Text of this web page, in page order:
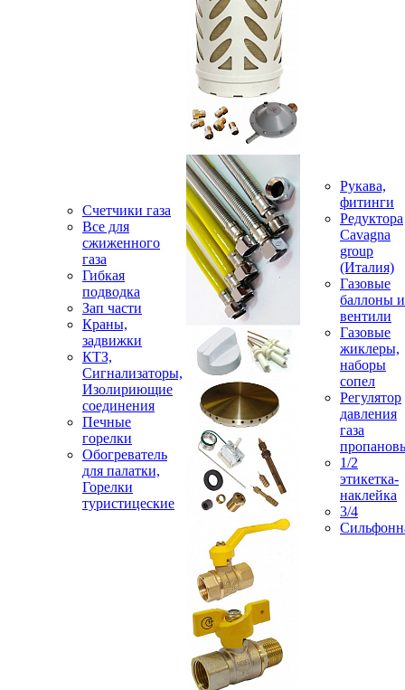
Счетчики газа
Все для
сжиженного
газа
Гибкая
подводка
Зап части
Краны,
задвижки
КТЗ,
Сигнализаторы,
Изолириющие
соединения
Печные
горелки
Обогреватель
для палатки,
Горелки
туристицеские
Рукава,
фитинги
Редуктора
Cavagna
group
(Италия)
Газовые
баллоны и
вентили
Газовые
жиклеры,
наборы
сопел
Регулятор
давления
газа
1/2
этикетка-
наклейка
3/4